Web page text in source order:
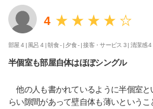
4
部屋 4 | 風呂 4 |朝食 - | 夕食 - |接客・サービス 3 |清潔感 4
半個室も部屋自体はほぼシングル
他の人も書かれているように半個室と
らい隙間があって壁自体も薄いという